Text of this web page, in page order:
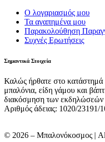
Ο λογαριασμός μου
Τα αγαπημένα μου
Παρακολούθηση
Συχνές Ερωτήσεις
Σημαντικά Στοιχεία
Καλώς ήρθατε στο κατάστημά
μπαλόνια, είδη γάμου και
διακόσμηση των εκδηλώσεών
Αριθμός άδειας: 1020/23191/
© 2026 – Μπαλονόκοσμος |